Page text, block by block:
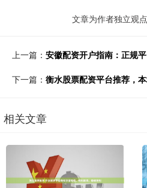
文章为作者独立观
上一篇： 安徽配资开户指南：正规
下一篇： 衡水股票配资平台推荐，
相关文章